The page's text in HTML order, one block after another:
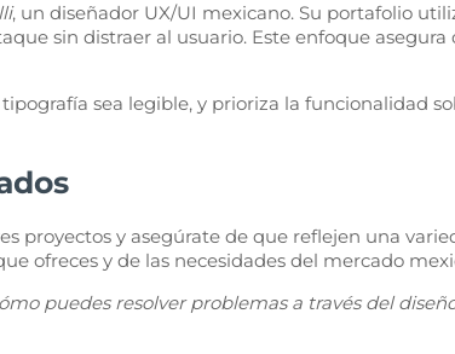
, un diseñador UX/UI mexicano. Su portafolio
sin distraer al usuario. Este enfoque asegura
sea legible, y prioriza la funcionalidad
proyectos y asegúrate de que reflejen una
ofreces y de las necesidades del mercado
puedes resolver problemas a través del